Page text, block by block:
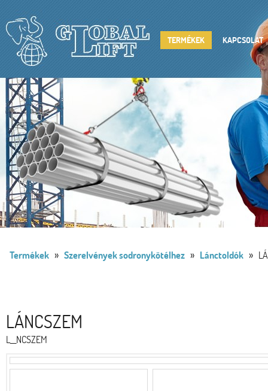
TERMÉKEK KAPCSOLAT
Termékek » Szerelvények sodronykötélhez » Lánctoldók »
LÁNCSZEM
L__NCSZEM